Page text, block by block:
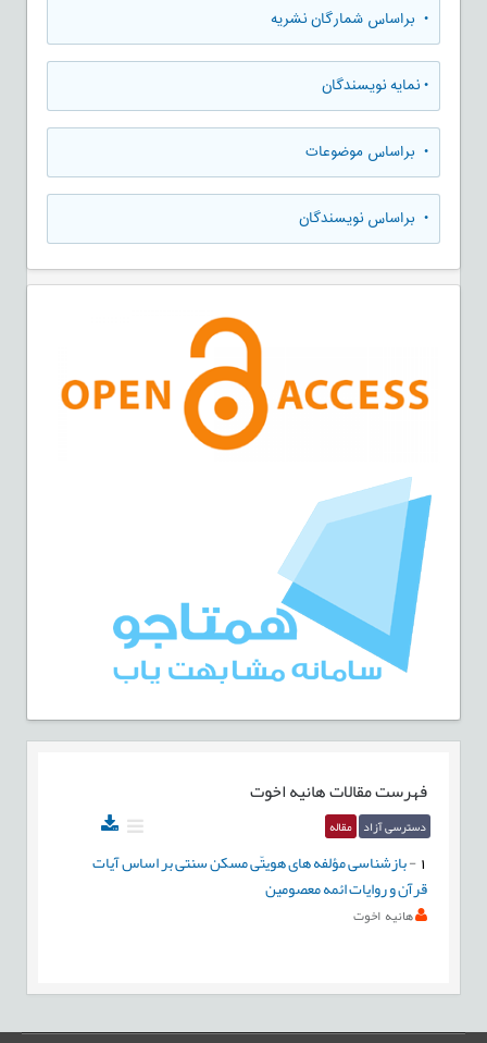
• براساس شمارگان نشریه
•نمایه نویسندگان
• براساس موضوعات
• براساس نویسندگان
فهرست مقالاتهانیه اخوت
دسترسی آزاد مقاله
-بازشناسی مؤلفه های هويتّی مسکن سنتی بر اساس آیات
قرآن و روایات ائمه معصومین
هانیه اخوت